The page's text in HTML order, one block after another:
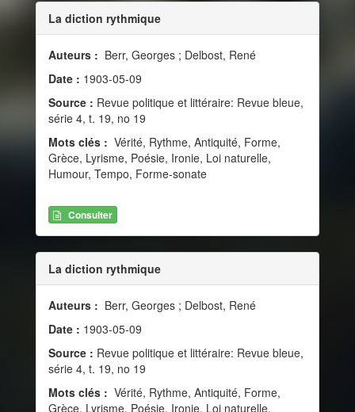
La diction rythmique
Auteurs : Berr, Georges ; Delbost, René
Date : 1903-05-09
Source : Revue politique et littéraire: Revue bleue,
série 4, t. 19, no 19
Mots clés : Vérité, Rythme, Antiquité, Forme,
Grèce, Lyrisme, Poésie, Ironie, Loi naturelle,
Humour, Tempo, Forme-sonate
Consulter
La diction rythmique
Auteurs : Berr, Georges ; Delbost, René
Date : 1903-05-09
Source : Revue politique et littéraire: Revue bleue,
série 4, t. 19, no 19
Mots clés : Vérité, Rythme, Antiquité, Forme,
Grèce, Lyrisme, Poésie, Ironie, Loi naturelle,